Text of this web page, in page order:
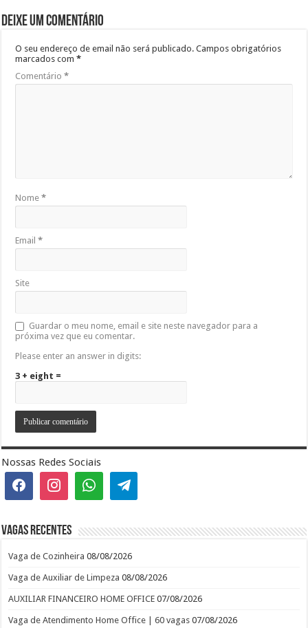
Deixe um comentário
O seu endereço de email não será publicado. Campos obrigatórios
marcados com*
Comentário*
Nome*
Email*
Site
Guardar o meu nome, email e site neste navegador para a
próxima vez que eu comentar.
Please enter an answer in digits:
3 + eight =
Nossas Redes Sociais
Vagas recentes
Vaga de Cozinheira 08/08/2026
Vaga de Auxiliar de Limpeza 08/08/2026
AUXILIAR FINANCEIRO HOME OFFICE 07/08/2026
Vaga de Atendimento Home Office | 60 vagas 07/08/2026